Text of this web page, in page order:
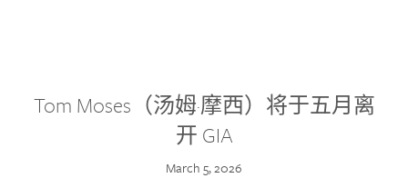
Tom Moses（汤姆·摩西）将于五月离
开 GIA
March 5, 2026